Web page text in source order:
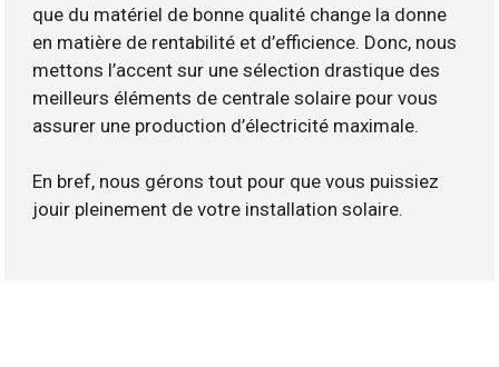
que du matériel de bonne qualité change la donne
en matière de rentabilité et d’efficience. Donc, nous
mettons l’accent sur une sélection drastique des
meilleurs éléments de centrale solaire pour vous
assurer une production d’électricité maximale.
En bref, nous gérons tout pour que vous puissiez
jouir pleinement de votre installation solaire.